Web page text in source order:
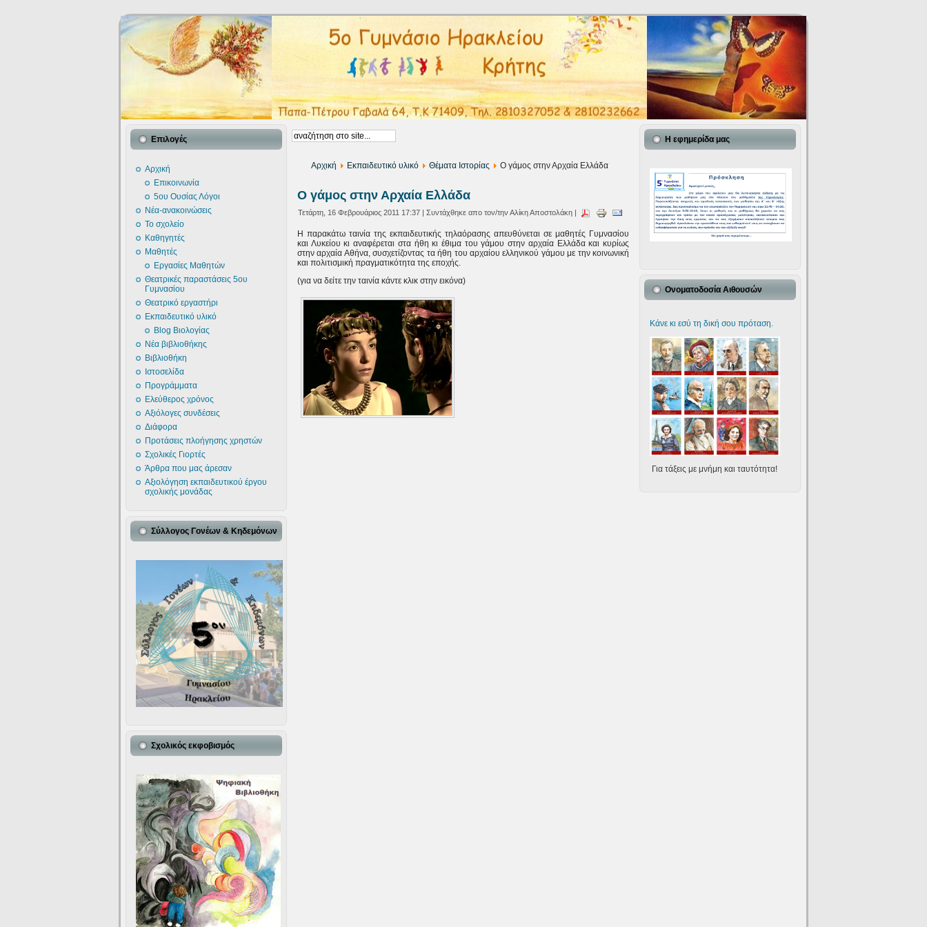
Επιλογές
Αρχική
Επικοινωνία
5ου Ουσίας Λόγοι
Νέα-ανακοινώσεις
Το σχολείο
Καθηγητές
Μαθητές
Εργασίες Μαθητών
Θεατρικές παραστάσεις 5ου
Γυμνασίου
Θεατρικό εργαστήρι
Εκπαιδευτικό υλικό
Blog Βιολογίας
Νέα βιβλιοθήκης
Βιβλιοθήκη
Ιστοσελίδα
Προγράμματα
Ελεύθερος χρόνος
Αξιόλογες συνδέσεις
Διάφορα
Προτάσεις πλοήγησης χρηστών
Σχολικές Γιορτές
Άρθρα που μας άρεσαν
Αξιολόγηση εκπαιδευτικού έργου
σχολικής μονάδας
Σύλλογος Γονέων & Κηδεμόνων
Σχολικός εκφοβισμός
Αρχική Εκπαιδευτικό υλικό Θέματα Ιστορίας Ο γάμος στην Αρχαία Ελλάδα
Ο γάμος στην Αρχαία Ελλάδα
Τετάρτη, 16 Φεβρουάριος 2011 17:37 | Συντάχθηκε απο τον/την Αλίκη Αποστολάκη |
Η παρακάτω ταινία της εκπαιδευτικής τηλαόρασης απευθύνεται σε μαθητές Γυμνασίου
και Λυκείου κι αναφέρεται στα ήθη κι έθιμα του γάμου στην αρχαία Ελλάδα και κυρίως
στην αρχαία Αθήνα, συσχετίζοντας τα ήθη του αρχαίου ελληνικού γάμου με την κοινωνική
και πολιτισμική πραγματικότητα της εποχής.
(για να δείτε την ταινία κάντε κλικ στην εικόνα)
Η εφημερίδα μας
Ονοματοδοσία Αιθουσών
Κάνε κι εσύ τη δική σου πρόταση.
Για τάξεις με μνήμη και ταυτότητα!